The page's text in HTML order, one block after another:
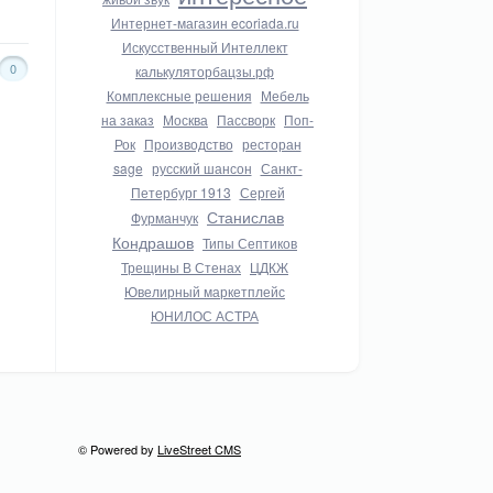
0
Интернет-магазин ecoriada.ru
Искусственный Интеллект
калькуляторбацзы.рф
Комплексные решения Мебель
на заказ Москва Пассворк Поп-
Рок Производство ресторан
sage русский шансон Санкт-
Петербург 1913 Сергей
Фурманчук Станислав
Кондрашов Типы Септиков
Трещины В Стенах ЦДКЖ
Ювелирный маркетплейс
ЮНИЛОС АСТРА
© Powered by LiveStreet CMS